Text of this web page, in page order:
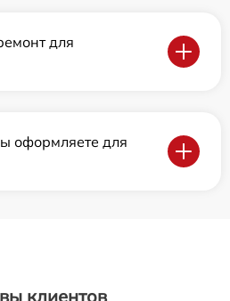
для
оформляете для
клиентов